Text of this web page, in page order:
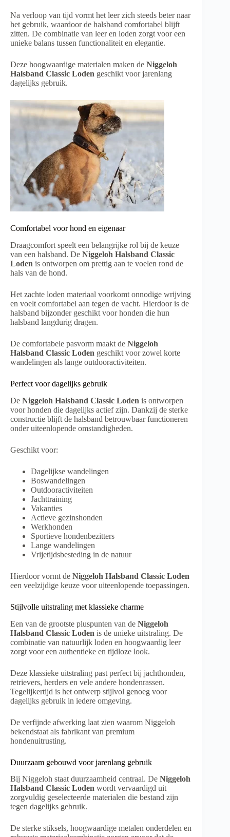
Na verloop van tijd vormt het leer zich steeds beter naar
het gebruik, waardoor de halsband comfortabel blijft
zitten. De combinatie van leer en loden zorgt voor een
unieke balans tussen functionaliteit en elegantie.
Deze hoogwaardige materialen maken de Niggeloh
Halsband Classic Loden geschikt voor jarenlang
dagelijks gebruik.
Comfortabel voor hond en eigenaar
Draagcomfort speelt een belangrijke rol bij de keuze
van een halsband. De Niggeloh Halsband Classic
Loden is ontworpen om prettig aan te voelen rond de
hals van de hond.
Het zachte loden materiaal voorkomt onnodige wrijving
en voelt comfortabel aan tegen de vacht. Hierdoor is de
halsband bijzonder geschikt voor honden die hun
halsband langdurig dragen.
De comfortabele pasvorm maakt de Niggeloh
Halsband Classic Loden geschikt voor zowel korte
wandelingen als lange outdooractiviteiten.
Perfect voor dagelijks gebruik
De Niggeloh Halsband Classic Loden is ontworpen
voor honden die dagelijks actief zijn. Dankzij de sterke
constructie blijft de halsband betrouwbaar functioneren
onder uiteenlopende omstandigheden.
Geschikt voor:
Dagelijkse wandelingen
Boswandelingen
Outdooractiviteiten
Jachttraining
Vakanties
Actieve gezinshonden
Werkhonden
Sportieve hondenbezitters
Lange wandelingen
Vrijetijdsbesteding in de natuur
Hierdoor vormt de Niggeloh Halsband Classic Loden
een veelzijdige keuze voor uiteenlopende toepassingen.
Stijlvolle uitstraling met klassieke charme
Een van de grootste pluspunten van de Niggeloh
Halsband Classic Loden is de unieke uitstraling. De
combinatie van natuurlijk loden en hoogwaardig leer
zorgt voor een authentieke en tijdloze look.
Deze klassieke uitstraling past perfect bij jachthonden,
retrievers, herders en vele andere hondenrassen.
Tegelijkertijd is het ontwerp stijlvol genoeg voor
dagelijks gebruik in iedere omgeving.
De verfijnde afwerking laat zien waarom Niggeloh
bekendstaat als fabrikant van premium
hondenuitrusting.
Duurzaam gebouwd voor jarenlang gebruik
Bij Niggeloh staat duurzaamheid centraal. De Niggeloh
Halsband Classic Loden wordt vervaardigd uit
zorgvuldig geselecteerde materialen die bestand zijn
tegen dagelijks gebruik.
De sterke stiksels, hoogwaardige metalen onderdelen en